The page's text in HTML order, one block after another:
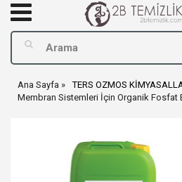
Ana Sayfa TERS OZMOS
Membran Sistemleri İçin Organik Fosfat